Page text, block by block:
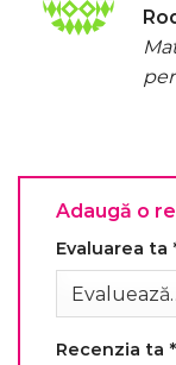
Adaugă o
Evaluarea ta
Recenzia ta *